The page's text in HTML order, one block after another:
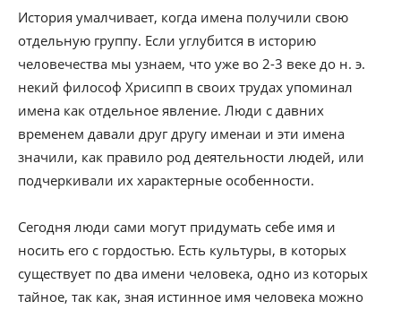
История умалчивает, когда имена получили свою
отдельную группу. Если углубится в историю
человечества мы узнаем, что уже во 2-3 веке до н. э.
некий философ Хрисипп в своих трудах упоминал
имена как отдельное явление. Люди с давних
временем давали друг другу именаи и эти имена
значили, как правило род деятельности людей, или
подчеркивали их характерные особенности.
Сегодня люди сами могут придумать себе имя и
носить его с гордостью. Есть культуры, в которых
существует по два имени человека, одно из которых
тайное, так как, зная истинное имя человека можно